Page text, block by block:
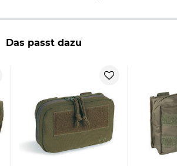
Molle-Schlaufen auf Vorderseite
Klettfläche auf Vorderseite
Hauptfach mit 2-Wege-Reißverschluss
Hauptfach mit Netzfach und
verstellbarer Hüftgurt mit zwei
Maße: ca. 23,5 x 6 x 12 cm
Gewicht: ca. 200 g
Material: 100% Polyester
Farbe: coyote
Marke: Mil-Tec
Das passt dazu